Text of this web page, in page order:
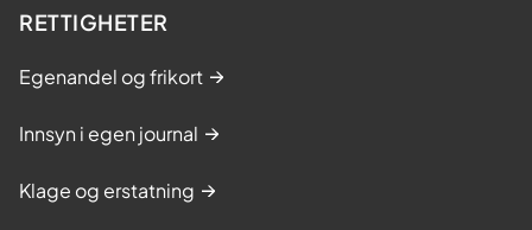
RETTIGHETER
Egenandel og frikort
Innsyn i egen journal
Klage og erstatning